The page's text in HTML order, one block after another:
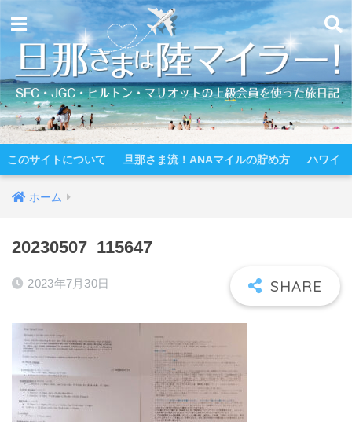
このサイトについて 旦那さま流！ANAマイルの貯め方 ハワイ
ホーム
20230507_115647
2023年7月30日